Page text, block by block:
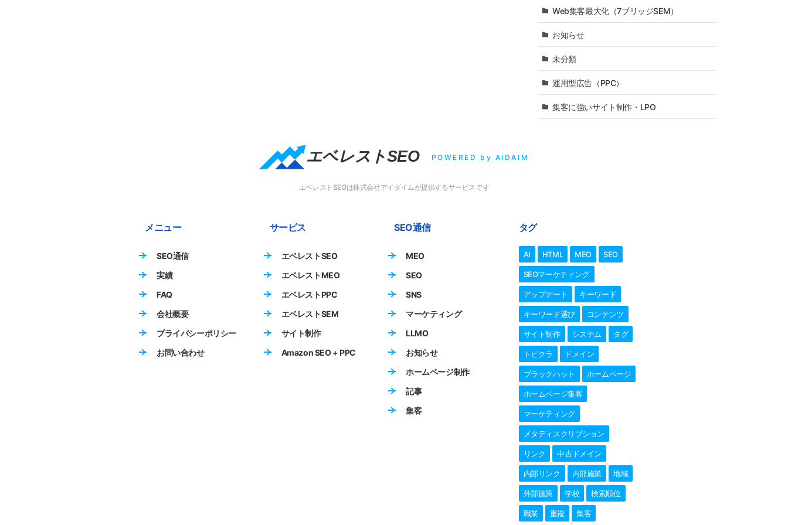
Web集客最大化（7ブリッジSEM）
お知らせ
未分類
運用型広告（PPC）
集客に強いサイト制作・LPO
エベレストSEO POWERED by AIDAIM
エベレストSEOは株式会社アイダイムが提供するサービスです
メニュー
SEO通信
実績
FAQ
会社概要
プライバシーポリシー
お問い合わせ
サービス
エベレストSEO
エベレストMEO
エベレストPPC
エベレストSEM
サイト制作
Amazon SEO + PPC
SEO通信
MEO
SEO
SNS
マーケティング
LLMO
お知らせ
ホームページ制作
記事
集客
タグ
AI HTML MEO SEO
SEOマーケティング
アップデート キーワード
キーワード選び コンテンツ
サイト制作 システム タグ
トピクラ ドメイン
ブラックハット ホームページ
ホームページ集客
マーケティング
メタディスクリプション
リンク 中古ドメイン
内部リンク 内部施策 地域
外部施策 学校 検索順位
職業 重複 集客